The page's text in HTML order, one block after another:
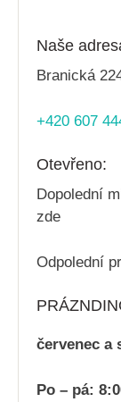
Naše
Branická
+420 607
Otevřeno:
Dopolední
zde
Odpolední
červenec a
Po – pá: